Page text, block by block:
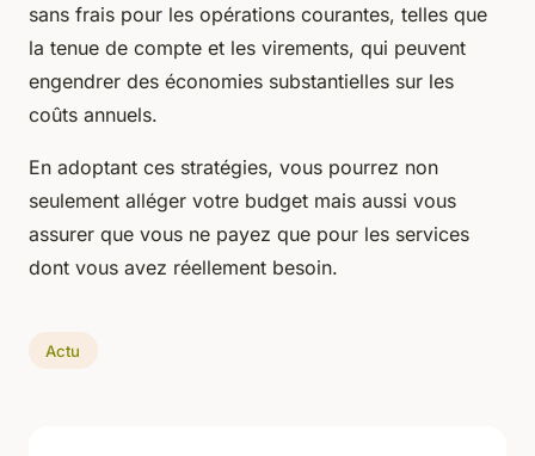
sans frais pour les opérations courantes, telles que
la tenue de compte et les virements, qui peuvent
engendrer des économies substantielles sur les
coûts annuels.
En adoptant ces stratégies, vous pourrez non
seulement alléger votre budget mais aussi vous
assurer que vous ne payez que pour les services
dont vous avez réellement besoin.
Actu